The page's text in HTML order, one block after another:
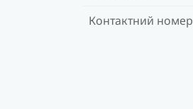
Контактний номер